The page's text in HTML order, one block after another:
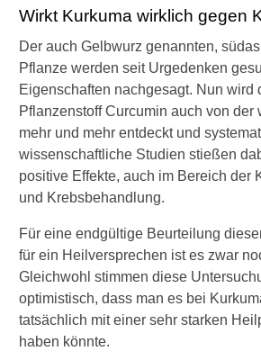
Wirkt Kurkuma wirklich gegen
Der auch Gelbwurz genannten,
Pflanze werden seit Urgedenken
Eigenschaften nachgesagt. Nun wird
Pflanzenstoff Curcumin auch von der
mehr und mehr entdeckt und
wissenschaftliche Studien stießen
positive Effekte, auch im Bereich der
und Krebsbehandlung.
Für eine endgültige Beurteilung
für ein Heilversprechen ist es zwar
Gleichwohl stimmen diese
optimistisch, dass man es bei
tatsächlich mit einer sehr starken
haben könnte.